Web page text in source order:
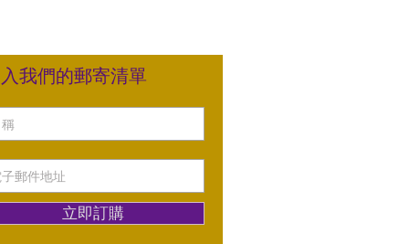
我們的郵寄清單
立即訂購